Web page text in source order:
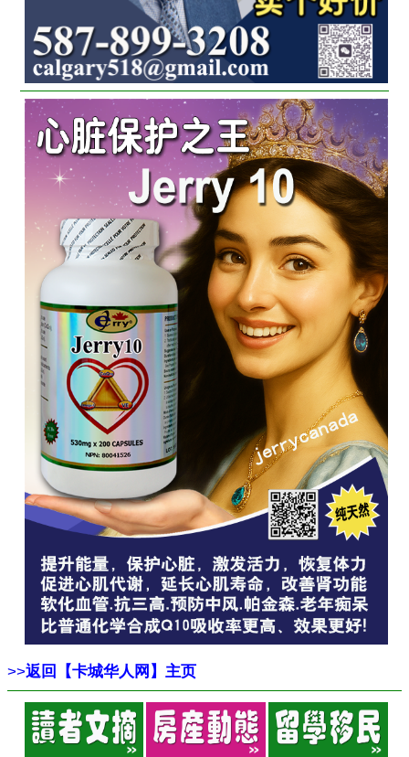
>>返回【卡城华人网】主页